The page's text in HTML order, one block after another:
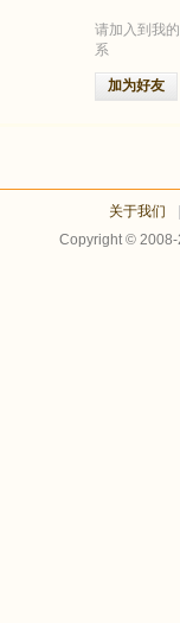
请加入到我
系
加为好友
关于我们
Copyright ©